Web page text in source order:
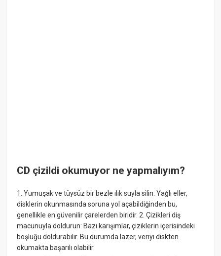
CD çizildi okumuyor ne yapmalıyım?
1. Yumuşak ve tüysüz bir bezle ılık suyla silin: Yağlı eller,
disklerin okunmasında soruna yol açabildiğinden bu,
genellikle en güvenilir çarelerden biridir. 2. Çizikleri diş
macunuyla doldurun: Bazı karışımlar, çiziklerin içerisindeki
boşluğu doldurabilir. Bu durumda lazer, veriyi diskten
okumakta başarılı olabilir.